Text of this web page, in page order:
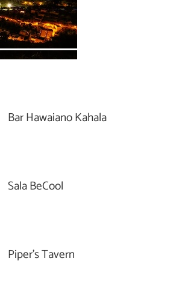
Bar Hawaiano Kahala
Sala BeCool
Piper's Tavern